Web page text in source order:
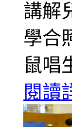
講解
學合
鼠唱
閱讀